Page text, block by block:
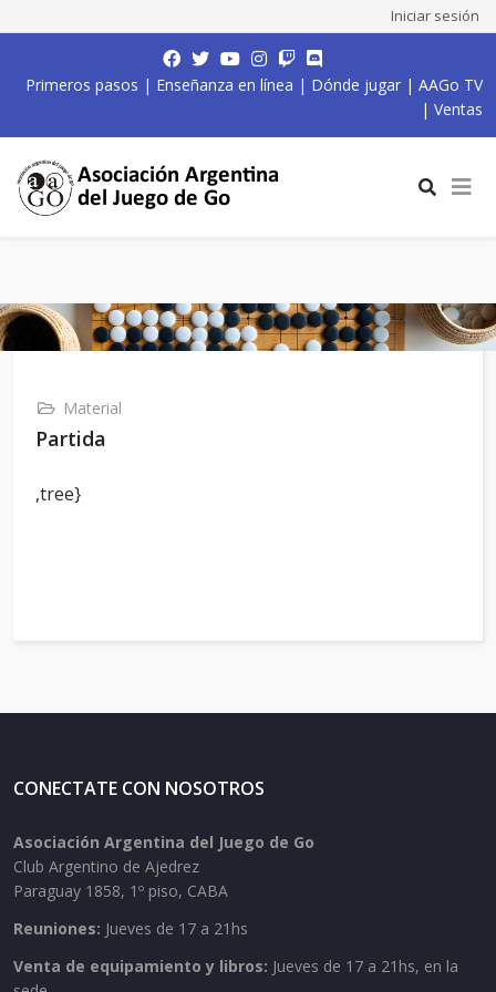
Iniciar sesión
Primeros pasos | Enseñanza en línea | Dónde jugar | AAGo TV
| Ventas
Material
Partida
,tree}
CONECTATE CON NOSOTROS
Asociación Argentina del Juego de Go
Club Argentino de Ajedrez
Paraguay 1858, 1º piso, CABA
Reuniones: Jueves de 17 a 21hs
Venta de equipamiento y libros: Jueves de 17 a 21hs, en la